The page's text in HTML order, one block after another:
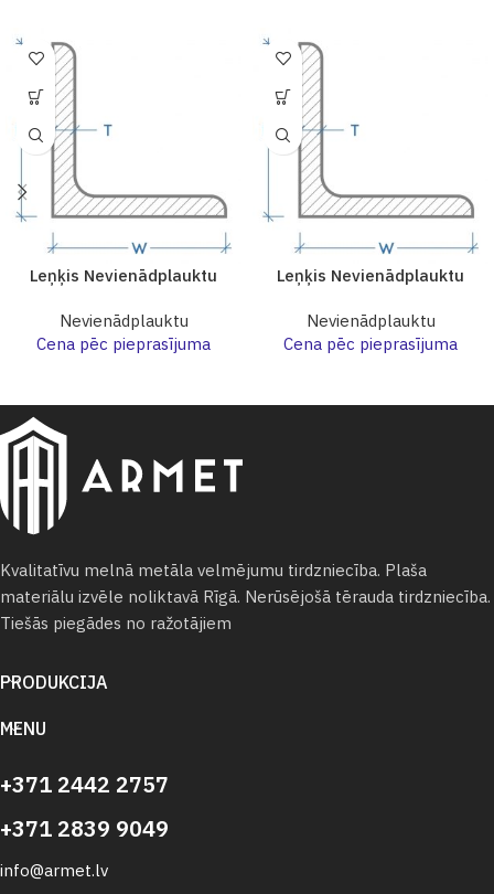
Leņķis Nevienādplauktu
Nevienādplauktu
Cena pēc pieprasījuma
Leņķis Nevienādplauktu
Nevienādplauktu
Cena pēc pieprasījuma
Kvalitatīvu melnā metāla velmējumu tirdzniecība. Plaša
materiālu izvēle noliktavā Rīgā. Nerūsējošā tērauda tirdzniecība.
Tiešās piegādes no ražotājiem
PRODUKCIJA
MENU
+371 2442 2757
+371 2839 9049
info@armet.lv